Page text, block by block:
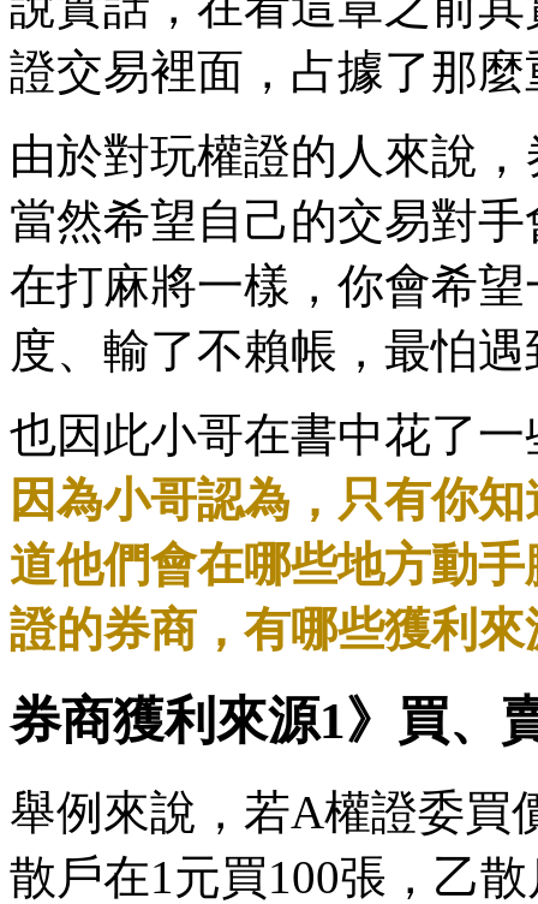
證交易裡面，占據了那
由於對玩權證的人來說
當然希望自己的交易對
在打麻將一樣，你會希
度、輸了不賴帳，最怕
也因此小哥在書中花了
因為小哥認為，只有你
道他們會在哪些地方動
證的券商，有哪些獲利來
券商獲利來源1》買、
舉例來說，若A權證委買
散戶在1元買100張，乙